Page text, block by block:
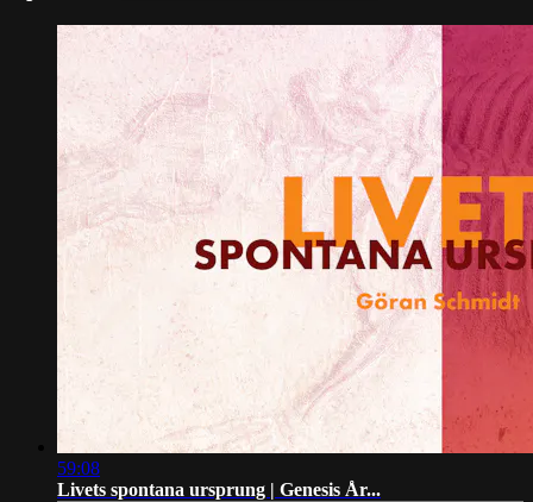
59:08
Livets spontana ursprung | Genesis År...